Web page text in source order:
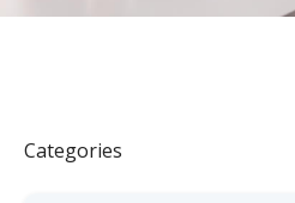
Categories